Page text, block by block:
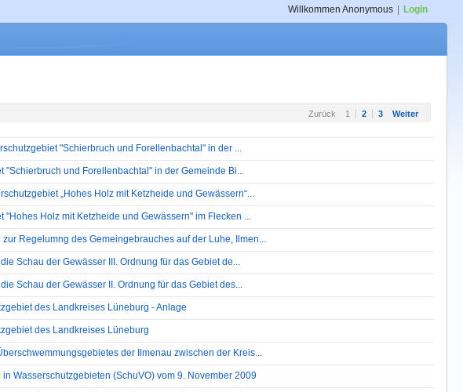
Willkommen Anonymous Login
Zurück 1 2 3 Weiter
"Schierbruch und Forellenbachtal" in der ...
"Schierbruch und Forellenbachtal" in der Gemeinde Bi...
„Hohes Holz mit Ketzheide und Gewässern“...
Holz mit Ketzheide und Gewässern" im Flecken ...
Regelumng des Gemeingebrauches auf der Luhe, Ilmen...
Schau der Gewässer III. Ordnung für das Gebiet de...
Schau der Gewässer II. Ordnung für das Gebiet des...
des Landkreises Lüneburg - Anlage
des Landkreises Lüneburg
der Ilmenau zwischen der Kreis...
Wasserschutzgebieten (SchuVO) vom 9. November 2009